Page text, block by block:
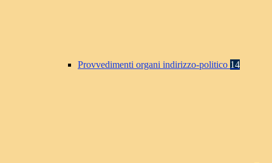
Provvedimenti organi indirizzo-politico 14